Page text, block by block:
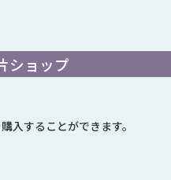
ショップ
入することができます。